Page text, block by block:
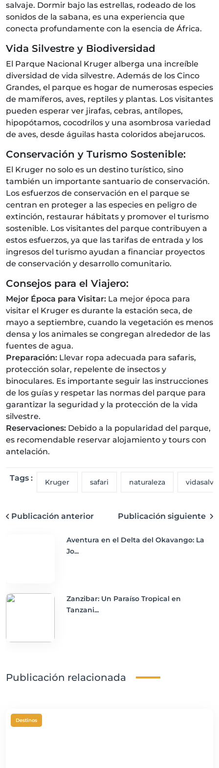
salvaje. Dormir bajo las estrellas, rodeado de los
sonidos de la sabana, es una experiencia que
conecta profundamente con la esencia de África.
Vida Silvestre y Biodiversidad
El Parque Nacional Kruger alberga una increíble
diversidad de vida silvestre. Además de los Cinco
Grandes, el parque es hogar de numerosas especies
de mamíferos, aves, reptiles y plantas. Los visitantes
pueden esperar ver jirafas, cebras, antílopes,
hipopótamos, cocodrilos y una asombrosa variedad
de aves, desde águilas hasta coloridos abejarucos.
Conservación y Turismo Sostenible:
El Kruger no solo es un destino turístico, sino
también un importante santuario de conservación.
Los esfuerzos de conservación en el parque se
centran en proteger a las especies en peligro de
extinción, restaurar hábitats y promover el turismo
sostenible. Los visitantes del parque contribuyen a
estos esfuerzos, ya que las tarifas de entrada y los
ingresos del turismo ayudan a financiar proyectos
de conservación y desarrollo comunitario.
Consejos para el Viajero:
Mejor Época para Visitar: La mejor época para
visitar el Kruger es durante la estación seca, de
mayo a septiembre, cuando la vegetación es menos
densa y los animales se congregan alrededor de las
fuentes de agua.
Preparación: Llevar ropa adecuada para safaris,
protección solar, repelente de insectos y
binoculares. Es importante seguir las instrucciones
de los guías y respetar las normas del parque para
garantizar la seguridad y la protección de la vida
silvestre.
Reservaciones: Debido a la popularidad del parque,
es recomendable reservar alojamiento y tours con
antelación.
Tags : Kruger safari naturaleza
Publicación anterior Publicación siguiente
Aventura en el Delta del Okavango: La
Jo...
Zanzibar: Un Paraíso Tropical en
Tanzani...
Publicación relacionada
Destinos